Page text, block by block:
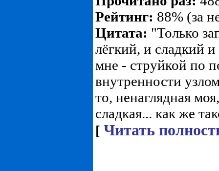
Рейтинг: 88% (за
Цитата: "Только
лёгкий, и сладкий
мне - струйкой по
внутренности
то, ненаглядная
сладкая... как же
[ Читать